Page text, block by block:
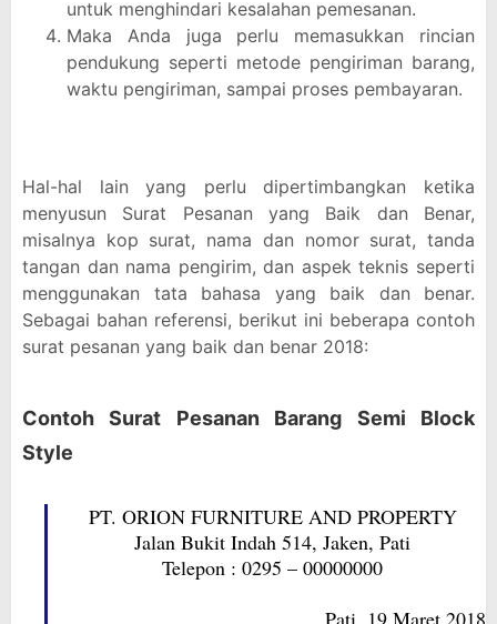
untuk menghindari kesalahan pemesanan.
Maka Anda juga perlu memasukkan rincian
pendukung seperti metode pengiriman barang,
waktu pengiriman, sampai proses pembayaran.
Hal-hal lain yang perlu dipertimbangkan ketika
menyusun Surat Pesanan yang Baik dan Benar,
misalnya kop surat, nama dan nomor surat, tanda
tangan dan nama pengirim, dan aspek teknis seperti
menggunakan tata bahasa yang baik dan benar.
Sebagai bahan referensi, berikut ini beberapa contoh
surat pesanan yang baik dan benar 2018:
Contoh Surat Pesanan Barang Semi Block
Style
PT. ORION FURNITURE AND PROPERTY
Jalan Bukit Indah 514, Jaken, Pati
Telepon : 0295 – 00000000
Pati, 19 Maret 2018